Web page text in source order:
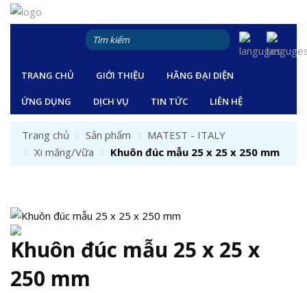
TRANG CHỦ GIỚI THIỆU HÃNG ĐẠI DIỆN
ỨNG DỤNG DỊCH VỤ TIN TỨC LIÊN HỆ
Trang chủ Sản phẩm
MATEST - ITALY
Xi măng/Vữa
Khuôn đúc mẫu 25 x 25 x 250 mm
Khuôn đúc mẫu 25 x 25 x
250 mm